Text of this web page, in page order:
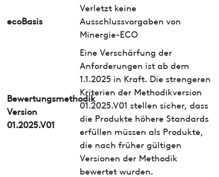
ecoBasis
Verletzt keine
Ausschlussvorgaben von
Minergie-ECO
Bewertungsmethodik
Version
01.2025.V01
Eine Verschärfung der
Anforderungen ist ab dem
1.1.2025 in Kraft. Die strengeren
Kriterien der Methodikversion
01.2025.V01 stellen sicher, dass
die Produkte höhere Standards
erfüllen müssen als Produkte,
die nach früher gültigen
Versionen der Methodik
bewertet wurden.